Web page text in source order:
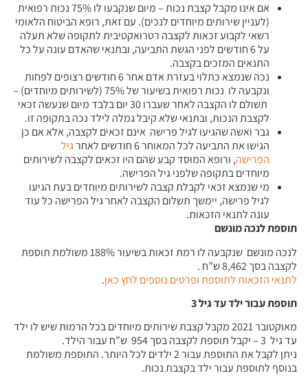
אם אינו מקבל קצבת נכות – מיום שנקבעו לו 75% נכות רפואית
(לעניין שירותים מיוחדים לנכים). עם זאת, רופא הביטוח הלאומי
רשאי לקבוע זכאות לקצבה רטרואקטיבית לתקופה שלא תעלה
על 6 חודשים לפני הגשת התביעה, ובתנאי שהאדם עונה על כל
התנאים המזכים בקצבה.
נכה שנמצא כתלוי בעזרת אדם אחר 6 חודשים רצופים לפחות
ונקבעה לו נכות רפואית בשיעור של 75% (לשירותים מיוחדים) –
תשולם לו הקצבה לאחר שעברו 30 יום בלבד מיום שנעשה זכאי
לקצבת הנכות, ובתנאי שלא קיבל גמלה לילד נכה בתקופה זו.
גבר ואשה שהגיעו לגיל פרישה אינם זכאים לקצבה, אלא אם כן
הגישו את התביעה לכל המאוחר 6 חודשים לאחר
גיל
הפרישה, ורופא המוסד קבע שהם היו זכאים לקצבה לשירותים
מיוחדים בתקופה שלפני גיל הפרישה.
מי שנמצא זכאי לקבלת קצבה לשירותים מיוחדים בעת הגיעו
לגיל פרישה, יימשך תשלום הקצבה לאחר גיל הפרישה כל עוד
עונה לתנאי הזכאות.
תוספת לנכה מונשם
לנכה מונשם שנקבעה לו רמת זכאות בשיעור 188% משולמת תוספת
לקצבה בסך 8,462 ש”ח .
לתנאי הזכאות לתוספת ופרטים נוספים לחץ כאן.
תוספת עבור ילד עד גיל 3
מאוקטובר 2021 מקבל קצבת שירותים מיוחדים בכל הרמות שיש לו ילד
עד גיל 3 – יקבל תוספת לקצבה בסך 954 ש”ח עבור הילד.
ניתן לקבל את התוספת עבור 2 ילדים לכל היותר. התוספת משולמת
בנוסף לתוספת עבור ילד בקצבת נכות.